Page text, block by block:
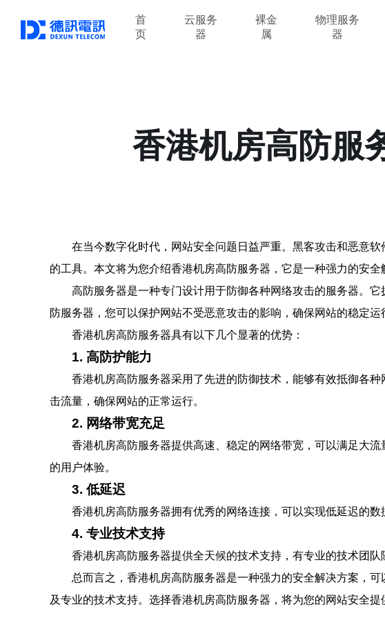
首
页
云服务
器
裸金
属
物理服务
器
香港机房高防服
在当今数字化时代，网站安全问题日益严重。黑客攻击和恶意
的工具。本文将为您介绍香港机房高防服务器，它是一种强力的安全
高防服务器是一种专门设计用于防御各种网络攻击的服务器。
防服务器，您可以保护网站不受恶意攻击的影响，确保网站的稳定运
香港机房高防服务器具有以下几个显著的优势：
1. 高防护能力
香港机房高防服务器采用了先进的防御技术，能够有效抵御各
击流量，确保网站的正常运行。
2. 网络带宽充足
香港机房高防服务器提供高速、稳定的网络带宽，可以满足大
的用户体验。
3. 低延迟
香港机房高防服务器拥有优秀的网络连接，可以实现低延迟的
4. 专业技术支持
香港机房高防服务器提供全天候的技术支持，有专业的技术团
总而言之，香港机房高防服务器是一种强力的安全解决方案，
及专业的技术支持。选择香港机房高防服务器，将为您的网站安全提